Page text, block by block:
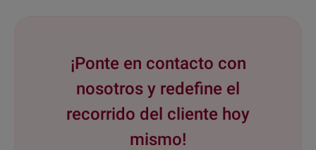
¡Ponte en contacto con
nosotros y redefine el
recorrido del cliente hoy
mismo!